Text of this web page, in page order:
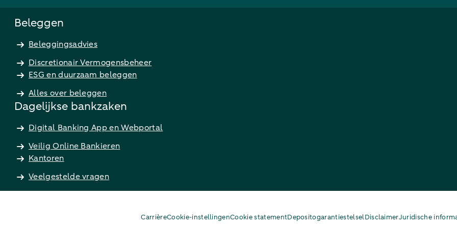
Beleggen
Beleggingsadvies
Discretionair Vermogensbeheer
ESG en duurzaam beleggen
Alles over beleggen
Dagelijkse bankzaken
Digital Banking App en Webportal
Veilig Online Bankieren
Kantoren
Veelgestelde vragen
CarrièreCookie-instellingenCookie statementDepositogarantiestelselDisclaimerJuridische